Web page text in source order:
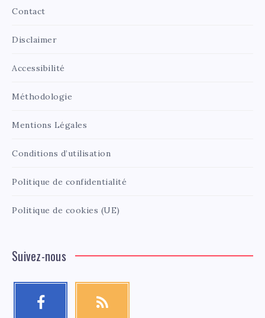
Contact
Disclaimer
Accessibilité
Méthodologie
Mentions Légales
Conditions d’utilisation
Politique de confidentialité
Politique de cookies (UE)
Suivez-nous